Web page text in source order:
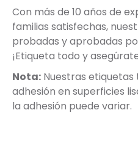
Con más de 10 años de
familias satisfechas,
probadas y aprobadas
¡Etiqueta todo y
Nota: Nuestras
adhesión en superficies
la adhesión puede variar.